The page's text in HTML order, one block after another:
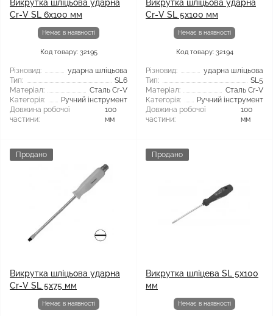
Викрутка шліцьова ударна
Cr-V SL 6x100 мм
Немає в наявності
Код товару: 32195
Різновид:
ударна шліцьова
Тип:
SL6
Матеріал:
Сталь Cr-V
Категорія:
Ручний інструмент
Довжина робочої
частини:
100
мм
Викрутка шліцьова ударна
Cr-V SL 5х100 мм
Немає в наявності
Код товару: 32194
Різновид:
ударна шліцьова
Тип:
SL5
Матеріал:
Сталь Cr-V
Категорія:
Ручний інструмент
Довжина робочої
частини:
100
мм
Продано
Викрутка шліцьова ударна
Cr-V SL 5x75 мм
Немає в наявності
Продано
Викрутка шліцева SL 5х100
мм
Немає в наявності